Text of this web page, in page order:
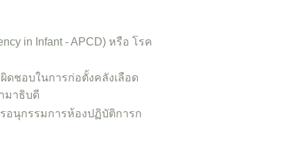
in Infant - APCD) หรือ โรค
ดชอบในการก่อตั้งคลังเลือด
มาธิบดี
อนุกรรมการห้องปฏิบัติการก